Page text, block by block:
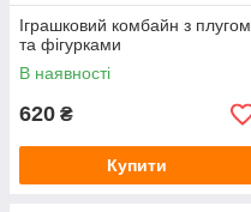
Іграшковий комбайн з плугом
та фігурками
В наявності
620 ₴
Купити